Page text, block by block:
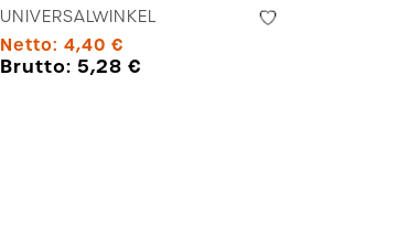
UNIVERSALWINKEL
Netto: 4,40 €
Brutto: 5,28 €